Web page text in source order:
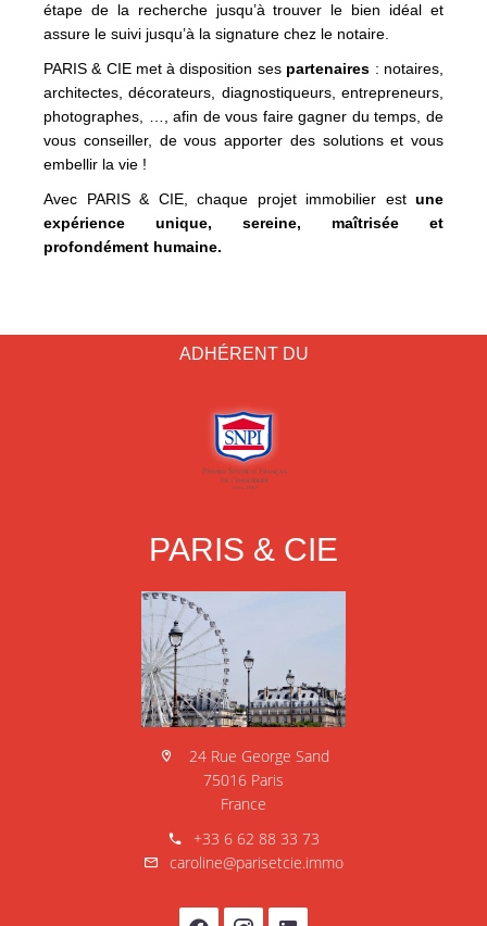
étape de la recherche jusqu’à trouver le bien idéal et
assure le suivi jusqu’à la signature chez le notaire.
PARIS & CIE met à disposition ses partenaires : notaires,
architectes, décorateurs, diagnostiqueurs, entrepreneurs,
photographes, …, afin de vous faire gagner du temps, de
vous conseiller, de vous apporter des solutions et vous
embellir la vie !
Avec PARIS & CIE, chaque projet immobilier est une
expérience unique, sereine, maîtrisée et
profondément humaine.
ADHÉRENT DU
PARIS & CIE
24 Rue George Sand
75016 Paris
France
+33 6 62 88 33 73
caroline@parisetcie.immo